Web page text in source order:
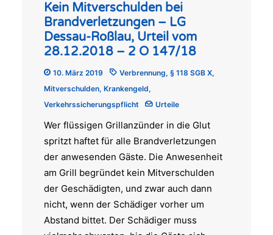
Kein Mitverschulden bei
Brandverletzungen – LG
Dessau-Roßlau, Urteil vom
28.12.2018 – 2 O 147/18
10. März 2019 Verbrennung, § 118 SGB X,
Mitverschulden, Krankengeld,
Verkehrssicherungspflicht
Urteile
Wer flüssigen Grillanzünder in die Glut
spritzt haftet für alle Brandverletzungen
der anwesenden Gäste. Die Anwesenheit
am Grill begründet kein Mitverschulden
der Geschädigten, und zwar auch dann
nicht, wenn der Schädiger vorher um
Abstand bittet. Der Schädiger muss